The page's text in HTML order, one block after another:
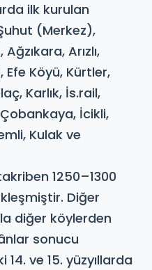
ilk kurulan
(Merkez),
Arızlı,
Köyü, Kürtler,
Karlık, İs.rail,
Çobankaya, İcikli,
Kulak ve
1250–1300
Diğer
diğer köylerden
sonucu
14. ve 15. yüzyıllarda